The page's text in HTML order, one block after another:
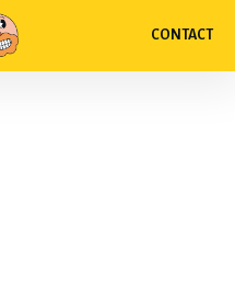
CONTACT